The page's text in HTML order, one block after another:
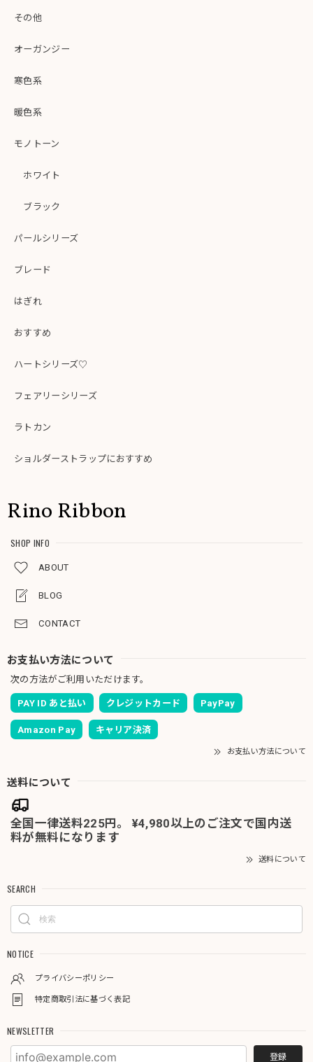
その他
オーガンジー
寒色系
暖色系
モノトーン
ホワイト
ブラック
パールシリーズ
ブレード
はぎれ
おすすめ
ハートシリーズ♡
フェアリーシリーズ
ラトカン
ショルダーストラップにおすすめ
Rino Ribbon
SHOP INFO
ABOUT
BLOG
CONTACT
お支払い方法について
次の方法がご利用いただけます。
PAY ID あと払い クレジットカード PayPay
Amazon Pay キャリア決済
お支払い方法について
送料について
全国一律送料225円。 ¥4,980以上のご注文で国内送
料が無料になります
送料について
SEARCH
NOTICE
プライバシーポリシー
特定商取引法に基づく表記
NEWSLETTER
登録